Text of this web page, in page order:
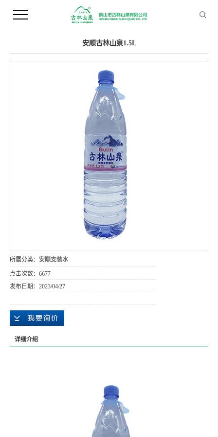
您当前的位置 ： 首 页>>产品中心>>支装水
安顺古林山泉1.5L
所属分类： 安顺支装水
点击次数： 6677
发布日期： 2023/04/27
详细介绍